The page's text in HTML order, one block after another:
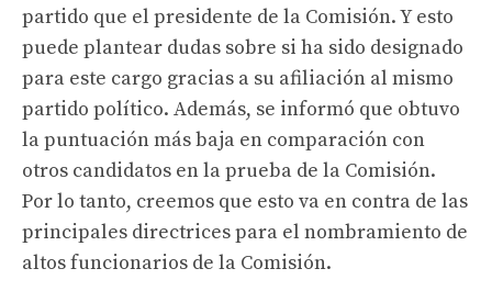
partido que el presidente de la Comisión. Y esto
puede plantear dudas sobre si ha sido designado
para este cargo gracias a su afiliación al mismo
partido político. Además, se informó que obtuvo
la puntuación más baja en comparación con
otros candidatos en la prueba de la Comisión.
Por lo tanto, creemos que esto va en contra de las
principales directrices para el nombramiento de
altos funcionarios de la Comisión.